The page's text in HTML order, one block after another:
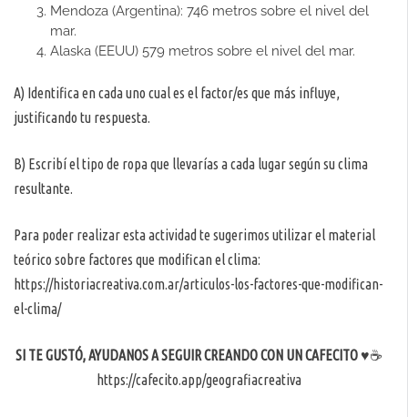
Mendoza (Argentina): 746 metros sobre el nivel del
mar.
Alaska (EEUU) 579 metros sobre el nivel del mar.
A) Identifica en cada uno cual es el factor/es que más influye,
justificando tu respuesta.
B) Escribí el tipo de ropa que llevarías a cada lugar según su clima
resultante.
Para poder realizar esta actividad te sugerimos utilizar el material
teórico sobre factores que modifican el clima:
https://historiacreativa.com.ar/articulos-los-factores-que-modifican-
el-clima/
SI TE GUSTÓ, AYUDANOS A SEGUIR CREANDO CON UN CAFECITO♥️☕️
https://cafecito.app/geografiacreativa